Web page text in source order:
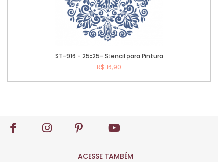
ST-916 - 25x25- Stencil para Pintura
R$ 16,90
ACESSE TAMBÉM